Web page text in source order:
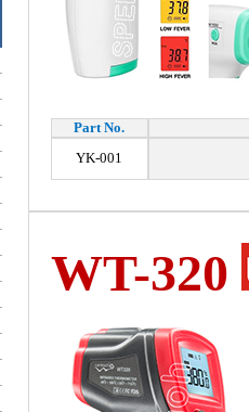
Part No.
YK-001
WT-320